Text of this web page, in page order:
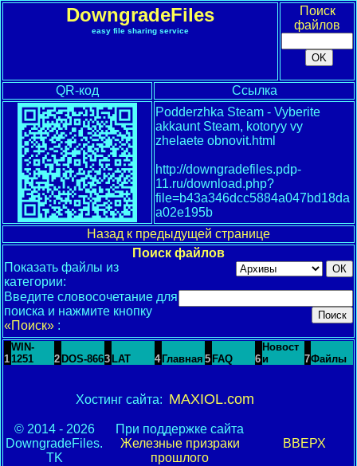
DowngradeFiles
easy file sharing service
Поиск
файлов
QR-код
Ссылка
Podderzhka Steam - Vyberite
akkaunt Steam, kotoryy vy
zhelaete obnovit.html
http://downgradefiles.pdp-
11.ru/download.php?
file=b43a346dcc5884a047bd18da
a02e195b
Назад к предыдущей странице
Поиск файлов
Показать файлы из
категории:
Введите словосочетание для
поиска и нажмите кнопку
«Поиск» :
1
WIN-
1251
2 DOS-8663 LAT 4 Главная 5 FAQ 6
Новост
и
7Файлы
Хостинг сайта: MAXIOL.com
© 2014 - 2026
DowngradeFiles.
TK
При поддержке сайта
Железные призраки
прошлого
ВВЕРХ